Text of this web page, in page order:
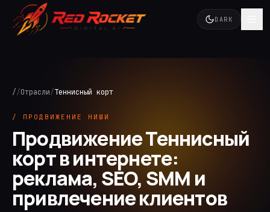
DARK
//Отрасли/Теннисный корт
/ ПРОДВИЖЕНИЕ НИШИ
Продвижение Теннисный
корт в интернете:
реклама, SEO, SMM и
привлечение клиентов